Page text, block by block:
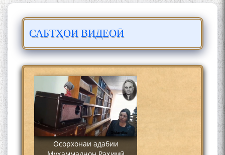
САБТҲОИ ВИДЕОӢ
Сайре дар Осорхона
Муҳаммадҷон Раҳимӣ
Осорхонаи адабии